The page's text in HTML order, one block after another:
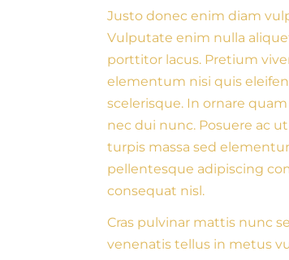
Justo donec enim diam
Vulputate enim nulla
porttitor lacus. Pretium
elementum nisi quis
scelerisque. In ornare
nec dui nunc. Posuere ac
turpis massa sed
pellentesque adipiscing
consequat nisl.
Cras pulvinar mattis nunc
venenatis tellus in metus